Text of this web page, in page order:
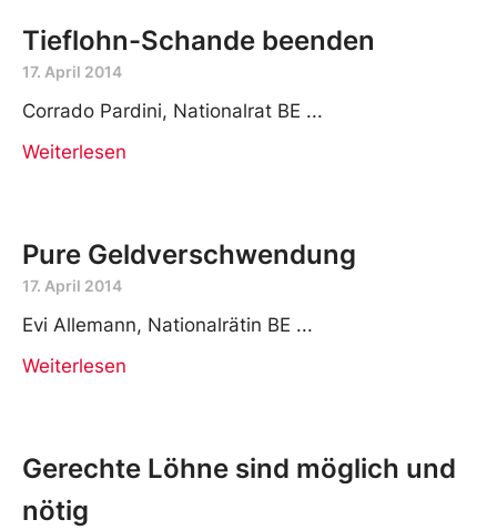
Tieflohn-Schande beenden
17. April 2014
Corrado Pardini, Nationalrat BE
Weiterlesen
Pure Geldverschwendung
17. April 2014
Evi Allemann, Nationalrätin BE
Weiterlesen
Gerechte Löhne sind möglich und
nötig